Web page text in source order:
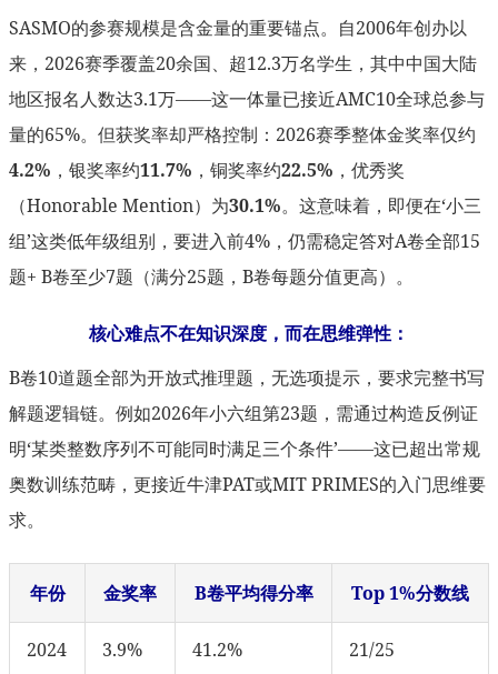
SASMO的参赛规模是含金量的重要锚点。自2006年创办以
来，2026赛季覆盖20余国、超12.3万名学生，其中中国大陆
地区报名人数达3.1万——这一体量已接近AMC10全球总参与
量的65%。但获奖率却严格控制：2026赛季整体金奖率仅约
4.2% ，银奖率约11.7% ，铜奖率约22.5% ，优秀奖
（Honorable Mention）为30.1%。这意味着，即便在‘小三
组’这类低年级组别，要进入前4%，仍需稳定答对A卷全部15
题+ B卷至少7题（满分25题，B卷每题分值更高）。
核心难点不在知识深度，而在思维弹性：
B卷10道题全部为开放式推理题，无选项提示，要求完整书写
解题逻辑链。例如2026年小六组第23题，需通过构造反例证
明‘某类整数序列不可能同时满足三个条件’——这已超出常规
奥数训练范畴，更接近牛津PAT或MIT PRIMES的入门思维要
求。
年份 金奖率 B卷平均得分率 Top 1%分数线
2024 3.9% 41.2% 21/25